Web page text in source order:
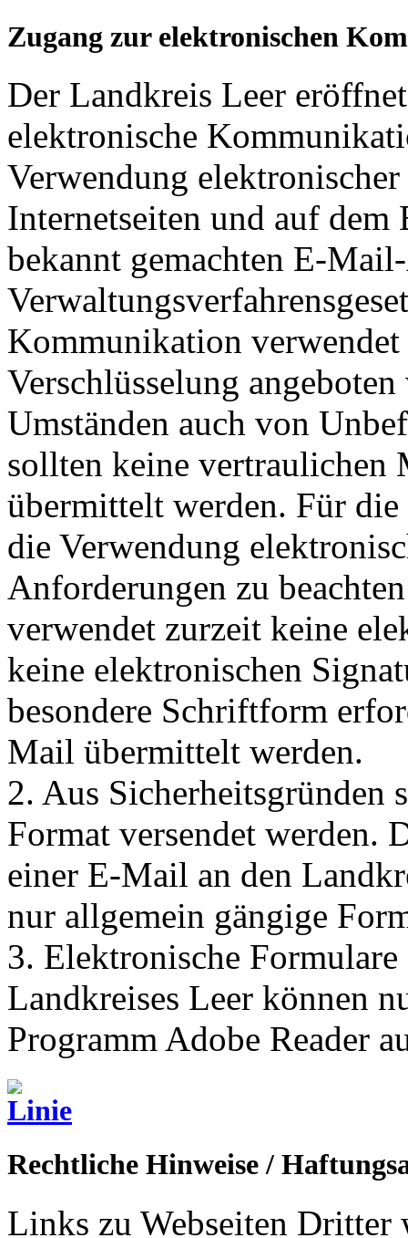
Zugang zur elektronischen
Der Landkreis Leer
elektronische
Verwendung
Internetseiten und auf dem
bekannt gemachten E-
Kommunikation
Verschlüsselung
Umständen auch von
sollten keine vertraulichen
übermittelt werden. Für
die Verwendung
Anforderungen zu
verwendet zurzeit keine
keine elektronischen
besondere Schriftform
Mail übermittelt werden.
2. Aus
Format versendet werden.
einer E-Mail an den
nur allgemein gängige
3. Elektronische
Landkreises Leer können
Programm Adobe Reader
Rechtliche Hinweise /
Links zu Webseiten Dritter